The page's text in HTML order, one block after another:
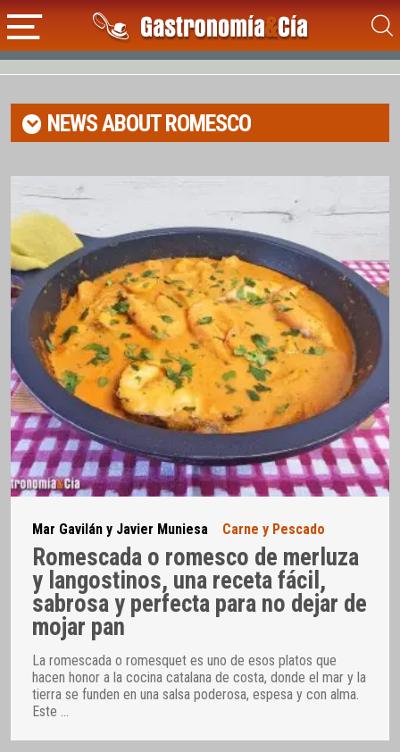
NEWS ABOUTROMESCO
Mar Gavilán y Javier Muniesa Carne y Pescado
Romescada o romesco de merluza
y langostinos, una receta fácil,
sabrosa y perfecta para no dejar de
mojar pan
La romescada o romesquet es uno de esos platos que
hacen honor a la cocina catalana de costa, donde el mar y la
tierra se funden en una salsa poderosa, espesa y con alma.
Este